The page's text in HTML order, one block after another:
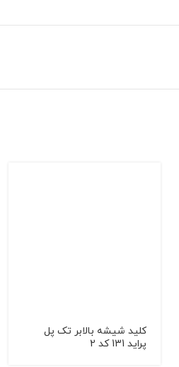
کلید شیشه بالابر تک پل
پراید 131 کد 2